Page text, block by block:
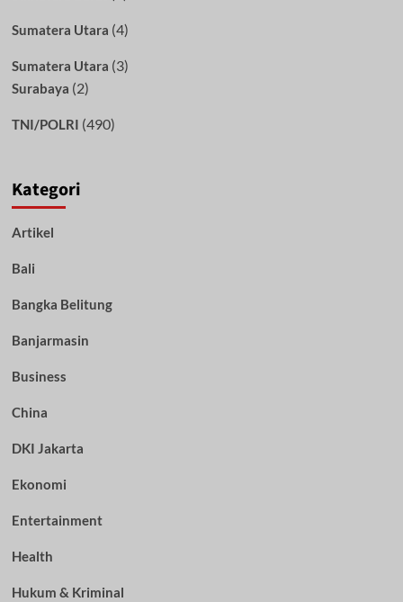
Sumatera Utara (4)
Sumatera Utara (3)
Surabaya (2)
TNI/POLRI (490)
Kategori
Artikel
Bali
Bangka Belitung
Banjarmasin
Business
China
DKI Jakarta
Ekonomi
Entertainment
Health
Hukum & Kriminal